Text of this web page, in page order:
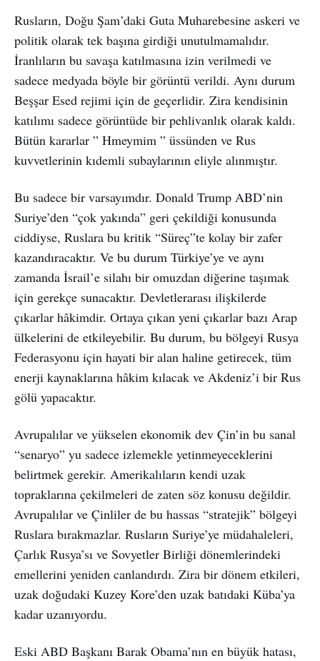
Rusların, Doğu Şam’daki Guta Muharebesine askeri ve
politik olarak tek başına girdiği unutulmamalıdır.
İranlıların bu savaşa katılmasına izin verilmedi ve
sadece medyada böyle bir görüntü verildi. Aynı durum
Beşşar Esed rejimi için de geçerlidir. Zira kendisinin
katılımı sadece görüntüde bir pehlivanlık olarak kaldı.
Bütün kararlar ” Hmeymim ” üssünden ve Rus
kuvvetlerinin kıdemli subaylarının eliyle alınmıştır.
Bu sadece bir varsayımdır. Donald Trump ABD’nin
Suriye’den “çok yakında” geri çekildiği konusunda
ciddiyse, Ruslara bu kritik “Süreç”te kolay bir zafer
kazandıracaktır. Ve bu durum Türkiye’ye ve aynı
zamanda İsrail’e silahı bir omuzdan diğerine taşımak
için gerekçe sunacaktır. Devletlerarası ilişkilerde
çıkarlar hâkimdir. Ortaya çıkan yeni çıkarlar bazı Arap
ülkelerini de etkileyebilir. Bu durum, bu bölgeyi Rusya
Federasyonu için hayati bir alan haline getirecek, tüm
enerji kaynaklarına hâkim kılacak ve Akdeniz’i bir Rus
gölü yapacaktır.
Avrupalılar ve yükselen ekonomik dev Çin’in bu sanal
“senaryo” yu sadece izlemekle yetinmeyeceklerini
belirtmek gerekir. Amerikalıların kendi uzak
topraklarına çekilmeleri de zaten söz konusu değildir.
Avrupalılar ve Çinliler de bu hassas “stratejik” bölgeyi
Ruslara bırakmazlar. Rusların Suriye’ye müdahaleleri,
Çarlık Rusya’sı ve Sovyetler Birliği dönemlerindeki
emellerini yeniden canlandırdı. Zira bir dönem etkileri,
uzak doğudaki Kuzey Kore’den uzak batıdaki Küba’ya
kadar uzanıyordu.
Eski ABD Başkanı Barak Obama’nın en büyük hatası,